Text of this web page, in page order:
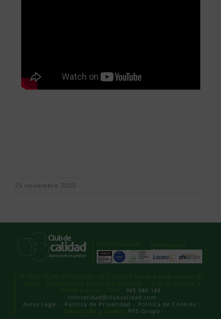
25 noviembre 2020
Certificaciones Promotores
© 2026 CLUB ASTURIANO DE CALIDAD Parque Empresarial de
Asipo · C/Secundino Roces Riera Portal 1, Piso 2, Oficina 3
33428 Llanera · Tlfn.: 985 980 188
infocalidad@clubcalidad.com
Aviso Legal
Política de Privacidad Política de Cookies
Desarrollo y diseño:
PFS Grupo